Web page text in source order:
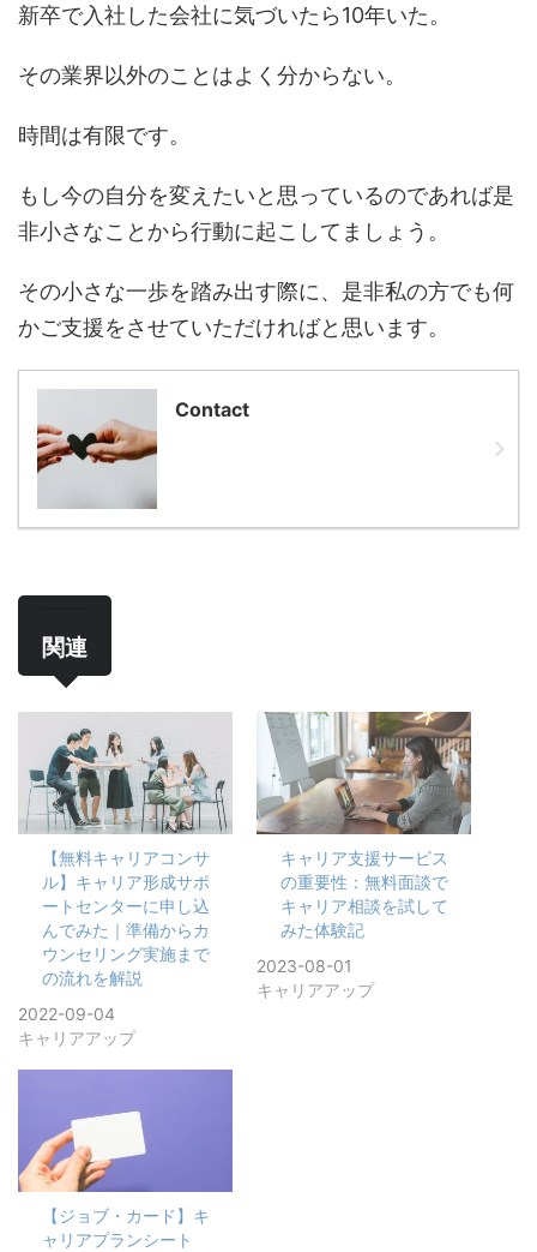
新卒で入社した会社に気づいたら10年いた。
その業界以外のことはよく分からない。
時間は有限です。
もし今の自分を変えたいと思っているのであれば是
非小さなことから行動に起こしてましょう。
その小さな一歩を踏み出す際に、是非私の方でも何
かご支援をさせていただければと思います。
Contact
関連
【無料キャリアコンサ
ル】キャリア形成サポ
ートセンターに申し込
んでみた｜準備からカ
ウンセリング実施まで
の流れを解説
2022-09-04
キャリアアップ
キャリア支援サービス
の重要性：無料面談で
キャリア相談を試して
みた体験記
2023-08-01
キャリアアップ
【ジョブ・カード】キ
ャリアプランシート